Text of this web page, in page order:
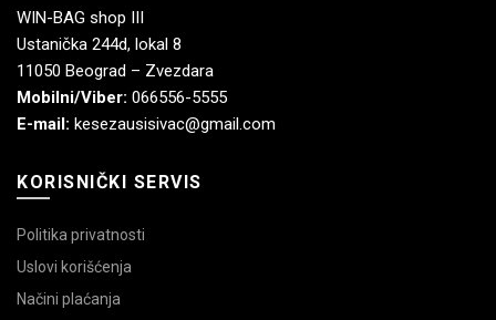
WIN-BAG shop III
Ustanička 244d, lokal 8
11050 Beograd – Zvezdara
Mobilni/Viber: 066556-5555
E-mail: kesezausisivac@gmail.com
KORISNIČKI SERVIS
Politika privatnosti
Uslovi korišćenja
Načini plaćanja